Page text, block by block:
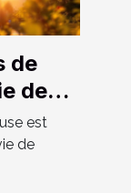
de
des
est
de